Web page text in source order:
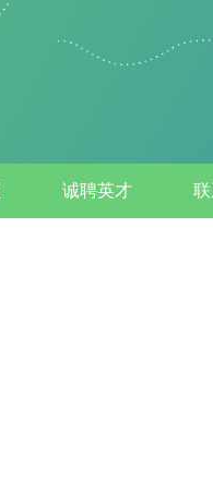
诚聘英才